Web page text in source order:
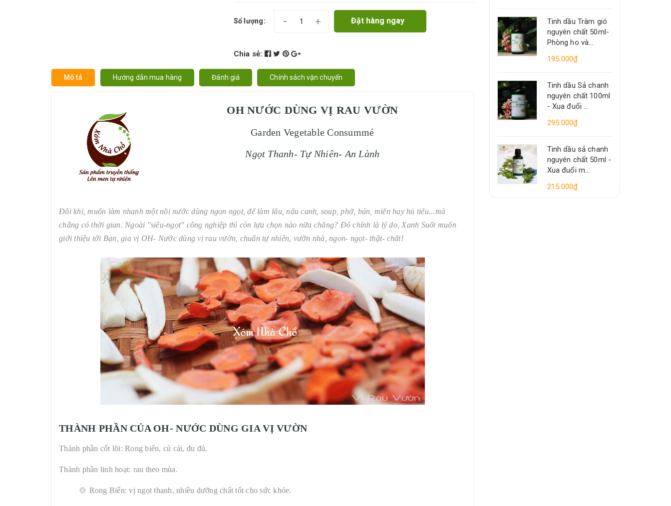
Số lượng: - + Đặt hàng ngay
Chia sẻ:
Mô tả Hướng dẫn mua hàng Đánh giá Chính sách vận chuyển
OH NƯỚC DÙNG VỊ RAU VƯỜN
Garden Vegetable Consummé
Ngọt Thanh- Tự Nhiên- An Lành
Đôi khi, muốn làm nhanh một nồi nước dùng ngon ngọt, để làm lẩu, nấu canh, soup, phở, bún, miến hay hủ tiếu...mà
chẳng có thời gian. Ngoài "siêu-ngọt" công nghiệp thì còn lựa chọn nào nữa chăng? Đó chính là lý do, Xanh Suốt muốn
giới thiệu tới Bạn, gia vị OH- Nước dùng vị rau vườn, chuẩn tự nhiên, vườn nhà, ngon- ngọt- thật- chất!
THÀNH PHẦN CỦA OH- NƯỚC DÙNG GIA VỊ VƯỜN
Thành phần cốt lõi: Rong biển, củ cải, đu đủ.
Thành phần linh hoạt: rau theo mùa.
🍲 Rong Biển: vị ngọt thanh, nhiều dưỡng chất tốt cho sức khỏe.
Tinh dầu Tràm gió
nguyên chất 50ml-
Phòng ho và...
195.000₫
Tinh dầu Sả chanh
nguyên chất 100ml
- Xua đuổi ...
295.000₫
Tinh dầu sả chanh
nguyên chất 50ml -
Xua đuổi m...
215.000₫